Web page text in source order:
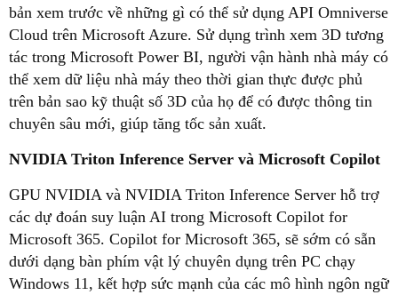
bản xem trước về những gì có thể sử dụng API Omniverse
Cloud trên Microsoft Azure. Sử dụng trình xem 3D tương
tác trong Microsoft Power BI, người vận hành nhà máy có
thể xem dữ liệu nhà máy theo thời gian thực được phủ
trên bản sao kỹ thuật số 3D của họ để có được thông tin
chuyên sâu mới, giúp tăng tốc sản xuất.
NVIDIA Triton Inference Server và Microsoft Copilot
GPU NVIDIA và NVIDIA Triton Inference Server hỗ trợ
các dự đoán suy luận AI trong Microsoft Copilot for
Microsoft 365. Copilot for Microsoft 365, sẽ sớm có sẵn
dưới dạng bàn phím vật lý chuyên dụng trên PC chạy
Windows 11, kết hợp sức mạnh của các mô hình ngôn ngữ